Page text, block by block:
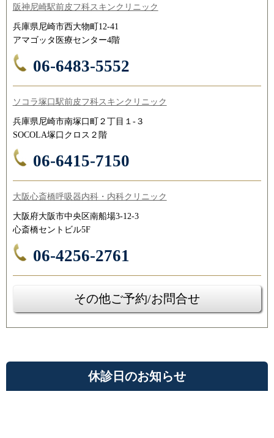
阪神尼崎駅前皮フ科スキンクリニック
兵庫県尼崎市西大物町12-41
アマゴッタ医療センター4階
06-6483-5552
ソコラ塚口駅前皮フ科スキンクリニック
兵庫県尼崎市南塚口町２丁目１-３
SOCOLA塚口クロス２階
06-6415-7150
大阪心斎橋呼吸器内科・内科クリニック
大阪府大阪市中央区南船場3-12-3
心斎橋セントビル5F
06-4256-2761
その他ご予約/お問合せ
休診日のお知らせ